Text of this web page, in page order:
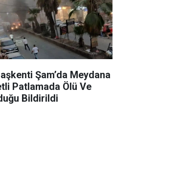
Şam’da Meydana
Patlamada Ölü Ve
Bildirildi